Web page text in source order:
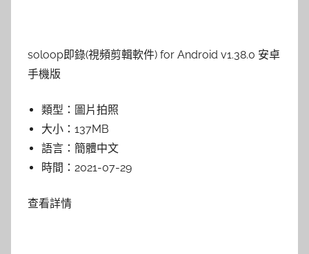
soloop即錄(視頻剪輯軟件) for Android v1.38.0 安卓
手機版
類型： 圖片拍照
大小： 137MB
語言： 簡體中文
時間： 2021-07-29
查看詳情